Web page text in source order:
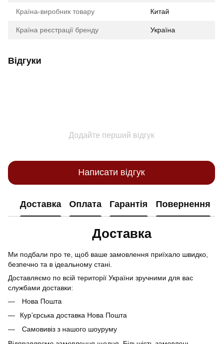
Країна-виробник товару Китай
Країна реєстрації бренду Україна
Відгуки
Додайте перший відгук
Написати відгук
Доставка Оплата Гарантія Повернення
Доставка
Ми подбали про те, щоб ваше замовлення приїхало швидко,
безпечно та в ідеальному стані.
Доставляємо по всій території України зручними для вас
службами доставки:
Нова Пошта
Кур’єрська доставка Нова Пошта
Самовивіз з нашого шоуруму